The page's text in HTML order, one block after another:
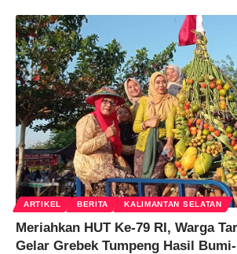
ARTIKEL BERITA KALIMANTAN SELATAN
Meriahkan HUT Ke-79 RI, Warga
Gelar Grebek Tumpeng Hasil